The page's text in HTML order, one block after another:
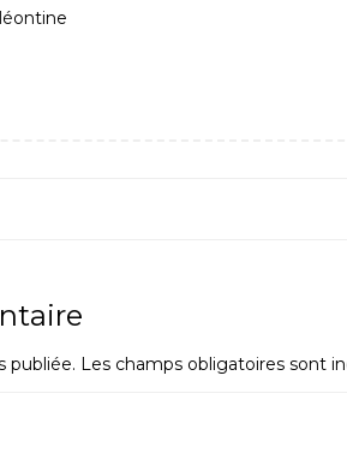
publiée. Les champs obligatoires sont